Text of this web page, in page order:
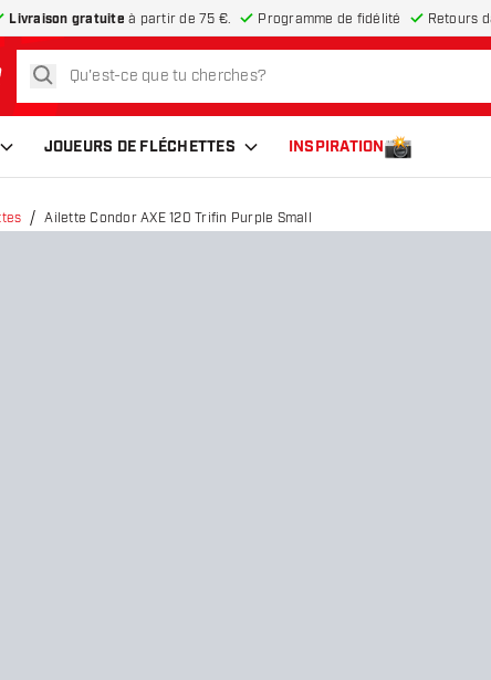
Livraison gratuite à partir de 75 €. Programme de fidélité Retours
d’accueil
rechercher
JOUEURS DE FLÉCHETTES INSPIRATION
Ailette Condor AXE 120 Trifin Purple Small